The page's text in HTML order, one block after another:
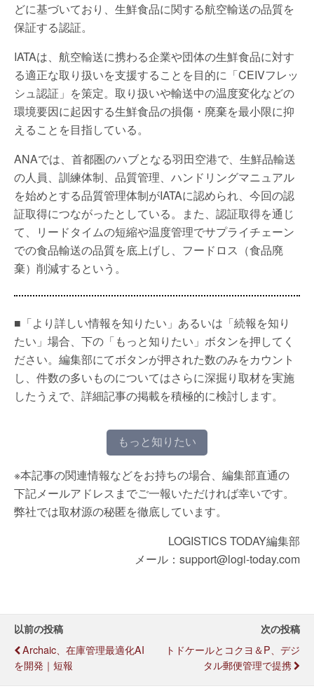
どに基づいており、生鮮食品に関する航空輸送の品質を
保証する認証。
IATAは、航空輸送に携わる企業や団体の生鮮食品に対す
る適正な取り扱いを支援することを目的に「CEIVフレッ
シュ認証」を策定。取り扱いや輸送中の温度変化などの
環境要因に起因する生鮮食品の損傷・廃棄を最小限に抑
えることを目指している。
ANAでは、首都圏のハブとなる羽田空港で、生鮮品輸送
の人員、訓練体制、品質管理、ハンドリングマニュアル
を始めとする品質管理体制がIATAに認められ、今回の認
証取得につながったとしている。また、認証取得を通じ
て、リードタイムの短縮や温度管理でサプライチェーン
での食品輸送の品質を底上げし、フードロス（食品廃
棄）削減するという。
■「より詳しい情報を知りたい」あるいは「続報を知り
たい」場合、下の「もっと知りたい」ボタンを押してく
ださい。編集部にてボタンが押された数のみをカウント
し、件数の多いものについてはさらに深掘り取材を実施
したうえで、詳細記事の掲載を積極的に検討します。
もっと知りたい
※本記事の関連情報などをお持ちの場合、編集部直通の
下記メールアドレスまでご一報いただければ幸いです。
弊社では取材源の秘匿を徹底しています。
LOGISTICS TODAY編集部
メール：support@logi-today.com
以前の投稿
Archaic、在庫管理最適化AI
を開発｜短報
次の投稿
トドケールとコクヨ＆P、デジ
タル郵便管理で提携